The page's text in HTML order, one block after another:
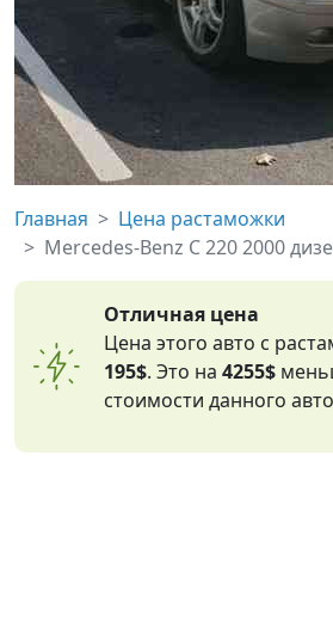
Главная
Цена растаможки
Mercedes-Benz C 220 2000
Отличная цена
Цена этого авто с
195$. Это на4255$
стоимости данного